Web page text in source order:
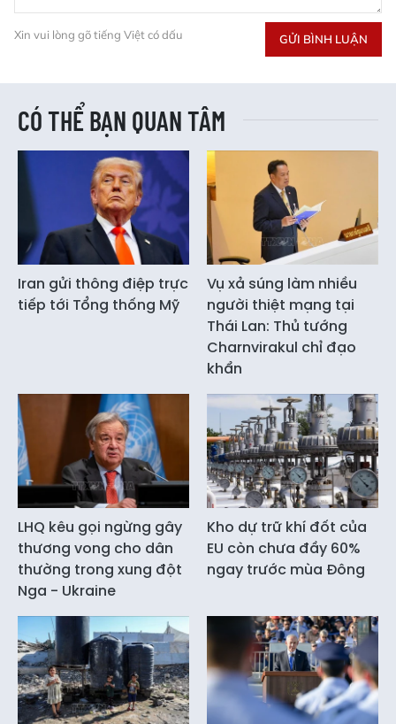
Xin vui lòng gõ tiếng Việt có dấu GỬI BÌNH LUẬN
CÓ THỂ BẠN QUAN TÂM
Iran gửi thông điệp trực
tiếp tới Tổng thống Mỹ
Vụ xả súng làm nhiều
người thiệt mạng tại
Thái Lan: Thủ tướng
Charnvirakul chỉ đạo
khẩn
LHQ kêu gọi ngừng gây
thương vong cho dân
thường trong xung đột
Nga - Ukraine
Kho dự trữ khí đốt của
EU còn chưa đầy 60%
ngay trước mùa Đông